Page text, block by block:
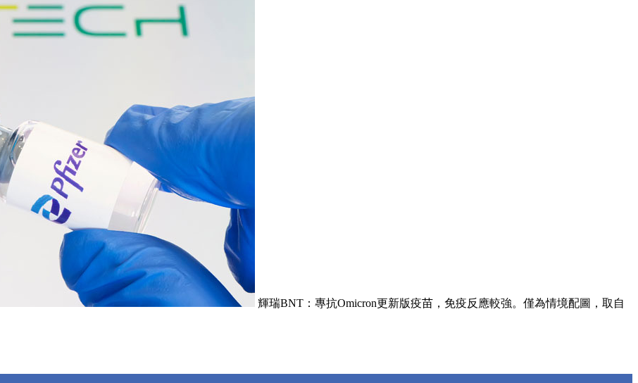
輝瑞BNT：專抗Omicron更新版疫苗，免疫反應較強。僅為情境配圖，取自